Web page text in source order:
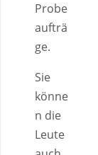
Probe
aufträ
ge.
Sie
könne
n die
Leute